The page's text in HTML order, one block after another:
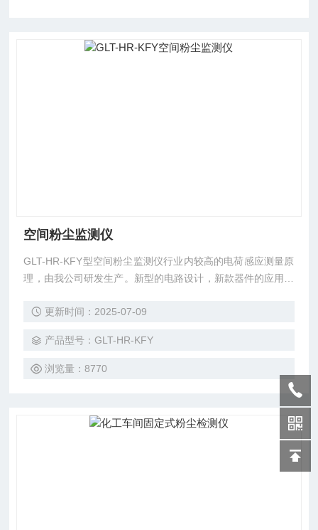
空间粉尘监测仪
GLT-HR-KFY型空间粉尘监测仪行业内较高的电荷感应测量原
理，由我公司研发生产。新型的电路设计，新款器件的应用，
尘浓度在线连续测量。大性能的保障生产生产过程中对安全隐
更新时间：2025-07-09
产品型号：GLT-HR-KFY
浏览量：8770